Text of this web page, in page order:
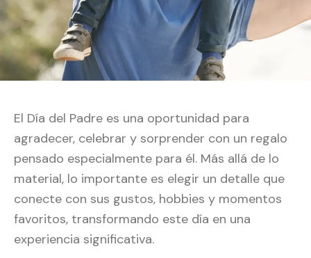
El Día del Padre es una oportunidad para
agradecer, celebrar y sorprender con un regalo
pensado especialmente para él. Más allá de lo
material, lo importante es elegir un detalle que
conecte con sus gustos, hobbies y momentos
favoritos, transformando este día en una
experiencia significativa.